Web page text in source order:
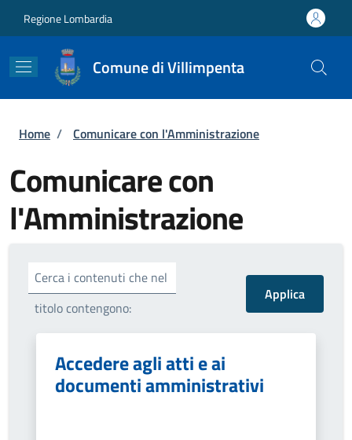
Regione Lombardia
Comune di Villimpenta
Briciole di pane
Home / Comunicare con l'Amministrazione
Comunicare con
l'Amministrazione
Cerca i contenuti che nel
titolo contengono:
Accedere agli atti e ai
documenti amministrativi